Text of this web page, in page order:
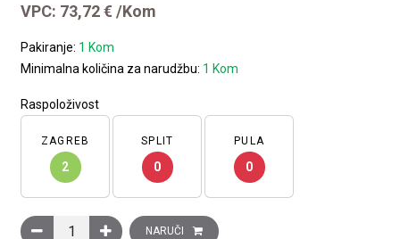
VPC: 73,72€ /Kom
Pakiranje: 1 Kom
Minimalna količina za narudžbu: 1 Kom
Raspoloživost
ZAGREB
2
SPLIT
0
PULA
0
Induktivni senzor XS6 M30, d: 62-mm, mjed, 1M kontakt, Sn,
NARUČI